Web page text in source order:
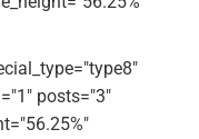
posts="3"